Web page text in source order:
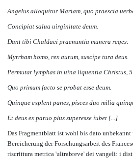
Angelus alloquitur Mariam, quo praescia
Concipiat salua uirginitate deum.
Dant tibi Chaldaei praenuntia munera reges:
Myrrham homo, rex aurum, suscipe tura deus.
Permutat lymphas in uina liquentia Christus, 5
Quo primum facto se probat esse deum.
Quinque explent panes, pisces duo milia
Et deus ex paruo plus superesse iubet [...]
Das Fragmentblatt ist wohl bis dato
Bereicherung der Forschungsarbeit des
riscrittura metrica 'ultrabreve' dei vangeli: i